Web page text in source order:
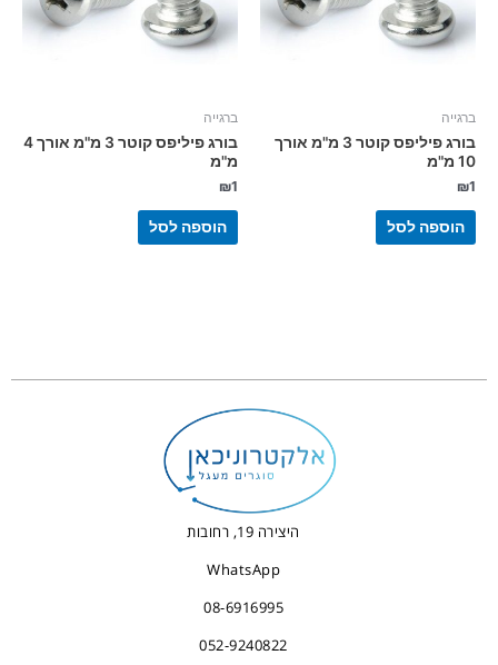
ברגייה
בורג פיליפס קוטר 3 מ"מ אורך
10 מ"מ
₪1
הוספה לסל
ברגייה
בורג פיליפס קוטר 3 מ"מ אורך 4
מ"מ
₪1
הוספה לסל
היצירה 19, רחובות
WhatsApp
08-6916995
052-9240822